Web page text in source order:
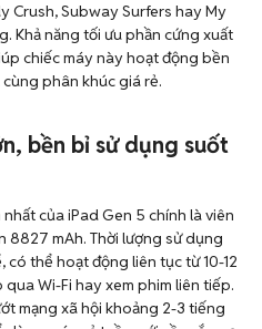
Crush, Subway Surfers hay My
Khả năng tối ưu phần cứng xuất
chiếc máy này hoạt động bền
phân khúc giá rẻ.
bền bỉ sử dụng suốt
của iPad Gen 5 chính là viên
8827 mAh. Thời lượng sử dụng
thể hoạt động liên tục từ 10-12
Wi-Fi hay xem phim liên tiếp.
mạng xã hội khoảng 2-3 tiếng